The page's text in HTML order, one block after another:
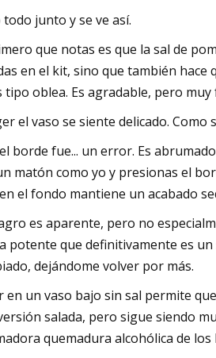
todo junto y se ve así.
que notas es que la sal de
en el kit, sino que también
oblea. Es agradable, pero muy
el vaso se siente delicado.
borde fue... un error. Es
matón como yo y presionas el
el fondo mantiene un acabado
es aparente, pero no
potente que definitivamente es
dejándome volver por más.
en un vaso bajo sin sal permite
salada, pero sigue siendo
quemadura alcohólica de los